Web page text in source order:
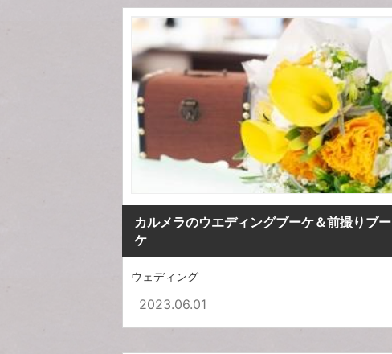
カルメラのウエディングブーケ＆前撮りブー
ケ
ウェディング
2023.06.01